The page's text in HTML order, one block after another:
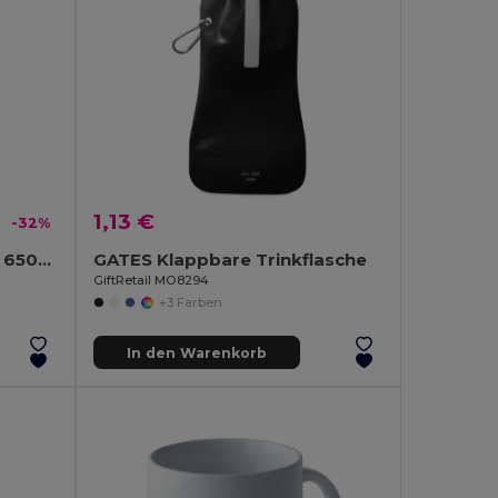
-32%
FRISIAN Trinkflasche Glas 650ml
1,13 €
GATES Klappbare Trinkflasche
GiftRetail MO8294
+3 Farben
In den Warenkorb